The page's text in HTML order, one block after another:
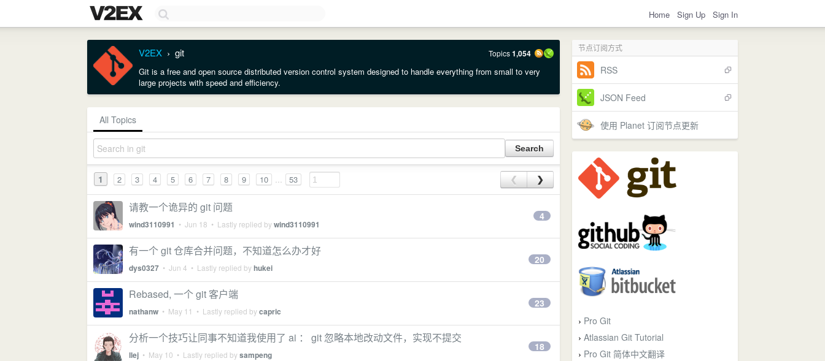
Home Sign Up Sign In
节点订阅方式
RSS
JSON Feed
使用 Planet 订阅节点更新
› Pro Git
› Atlassian Git Tutorial
› Pro Git 简体中文翻译
V2EX › git Topics1,054
Git is a free and open source distributed version control system designed to handle everything from small to very
large projects with speed and efficiency.
All Topics
1 2 3 4 5 6 7 8 9 10 ... 53 ❮ ❯
请教一个诡异的 git 问题
wind3110991 • Jun 18 • Lastly replied bywind3110991
4
有一个 git 仓库合并问题，不知道怎么办才好
dys0327 • Jun 4 • Lastly replied byhukei
20
Rebased, 一个 git 客户端
nathanw • May 11 • Lastly replied bycapric
23
分析一个技巧让同事不知道我使用了 ai ： git 忽略本地改动文件，实现不提交
llej • May 10 • Lastly replied bysampeng
18